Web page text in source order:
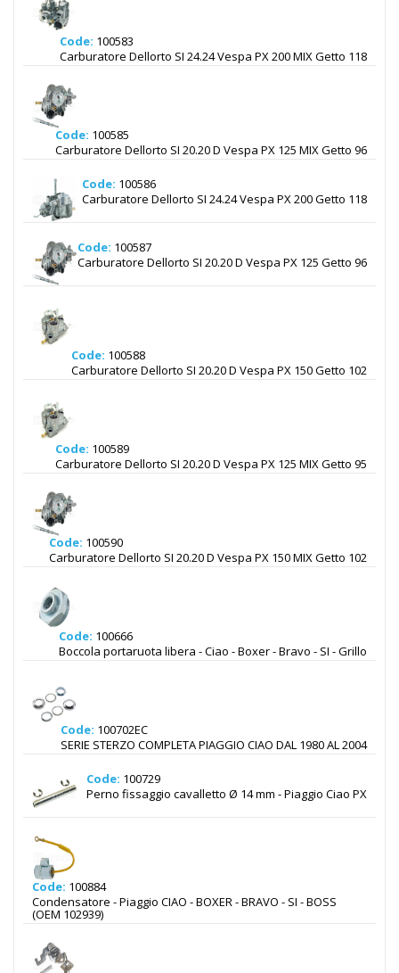
Code: 100583
Carburatore Dellorto SI 24.24 Vespa PX 200 MIX Getto 118
Code: 100585
Carburatore Dellorto SI 20.20 D Vespa PX 125 MIX Getto 96
Code: 100586
Carburatore Dellorto SI 24.24 Vespa PX 200 Getto 118
Code: 100587
Carburatore Dellorto SI 20.20 D Vespa PX 125 Getto 96
Code: 100588
Carburatore Dellorto SI 20.20 D Vespa PX 150 Getto 102
Code: 100589
Carburatore Dellorto SI 20.20 D Vespa PX 125 MIX Getto 95
Code: 100590
Carburatore Dellorto SI 20.20 D Vespa PX 150 MIX Getto 102
Code: 100666
Boccola portaruota libera - Ciao - Boxer - Bravo - SI - Grillo
Code: 100702EC
SERIE STERZO COMPLETA PIAGGIO CIAO DAL 1980 AL 2004
Code: 100729
Perno fissaggio cavalletto Ø 14 mm - Piaggio Ciao PX
Code: 100884
Condensatore - Piaggio CIAO - BOXER - BRAVO - SI - BOSS
(OEM 102939)